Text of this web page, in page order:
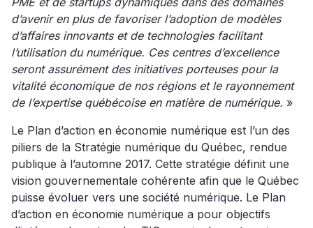
d’avenir en plus de favoriser l’adoption de modèles
d’affaires innovants et de technologies facilitant
l’utilisation du numérique. Ces centres d’excellence
seront assurément des initiatives porteuses pour la
vitalité économique de nos régions et le rayonnement
de l’expertise québécoise en matière de numérique. »
Le Plan d’action en économie numérique est l’un des
piliers de la Stratégie numérique du Québec, rendue
publique à l’automne 2017. Cette stratégie définit une
vision gouvernementale cohérente afin que le Québec
puisse évoluer vers une société numérique. Le Plan
d’action en économie numérique a pour objectifs